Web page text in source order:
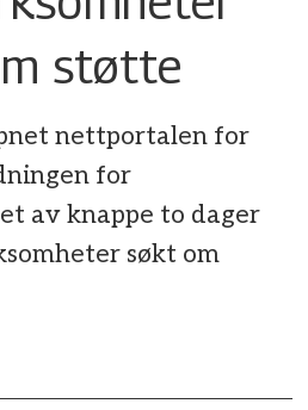
støtte
nettportalen for
for
av knappe to dager
søkt om